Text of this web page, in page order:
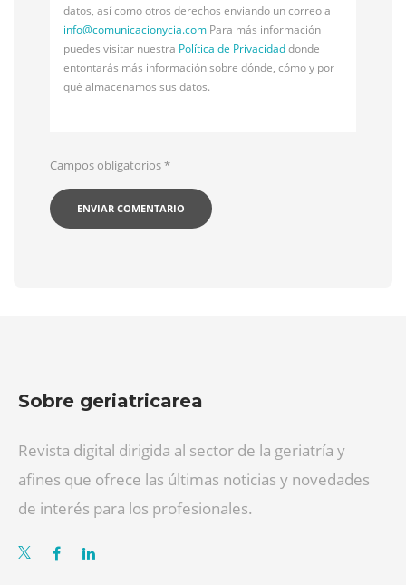
datos, así como otros derechos enviando un correo a
info@comunicacionycia.com Para más información
puedes visitar nuestra Política de Privacidaddonde
entontarás más información sobre dónde, cómo y por
qué almacenamos sus datos.
Campos obligatorios*
Sobre geriatricarea
Revista digital dirigida al sector de la geriatría y
afines que ofrece las últimas noticias y novedades
de interés para los profesionales.